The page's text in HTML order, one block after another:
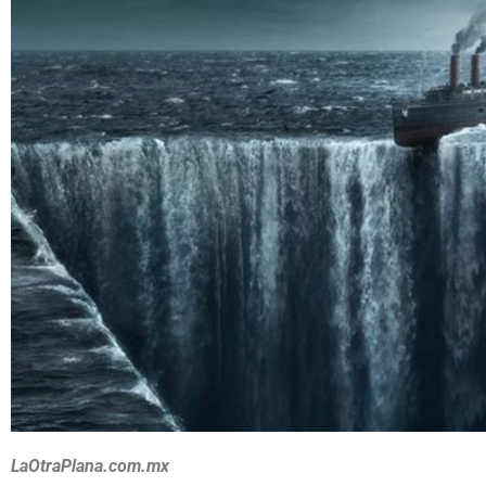
LaOtraPlana.com.mx